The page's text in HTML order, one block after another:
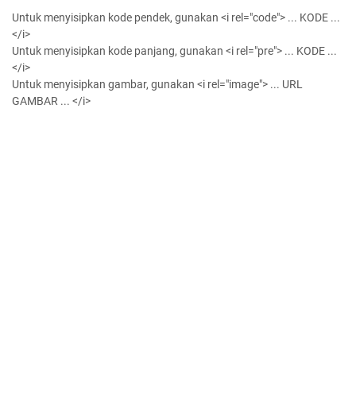
Untuk menyisipkan kode pendek, gunakan <i rel="code"> ... KODE ...
</i>
Untuk menyisipkan kode panjang, gunakan <i rel="pre"> ... KODE ...
</i>
Untuk menyisipkan gambar, gunakan <i rel="image"> ... URL
GAMBAR ... </i>